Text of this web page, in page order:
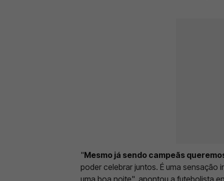
"Mesmo já sendo campeãs
poder celebrar juntos. É uma sensação
uma boa noite", apontou a futebolista